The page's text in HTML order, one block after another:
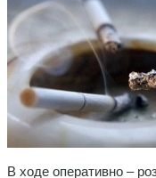
В ходе оперативно –